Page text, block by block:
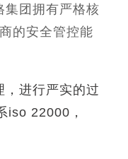
集团拥有严格核
的安全管控能
进行严实的过
iso 22000，